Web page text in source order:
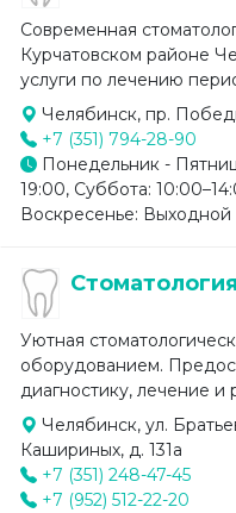
Современная
Курчатовском районе
услуги по лечению
Челябинск, пр.
+7 (351) 794-28-90
Понедельник -
19:00, Суббота:
Воскресенье: Выходной
Уютная
оборудованием.
диагностику, лечение и
Челябинск, ул.
Кашириных, д. 131а
+7 (351) 248-47-45
+7 (952) 512-22-20